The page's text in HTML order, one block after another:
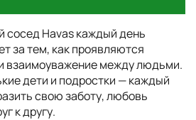
сосед Havas каждый день
за тем, как проявляются
взаимоуважение между людьми.
дети и подростки — каждый
свою заботу, любовь
к другу.